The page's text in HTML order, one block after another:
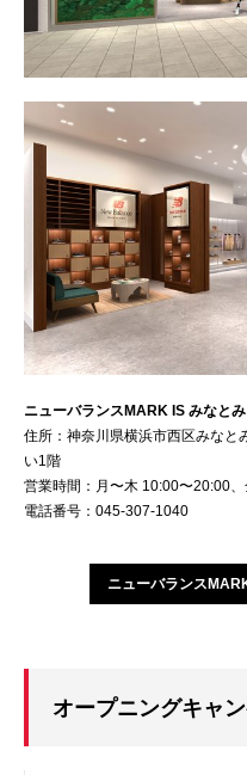
ニューバランスMARK IS みなと
住所：神奈川県横浜市西区みなと
い1階
営業時間：月〜木 10:00〜20:00
電話番号：045-307-1040
ニューバランス
オープニングキャ